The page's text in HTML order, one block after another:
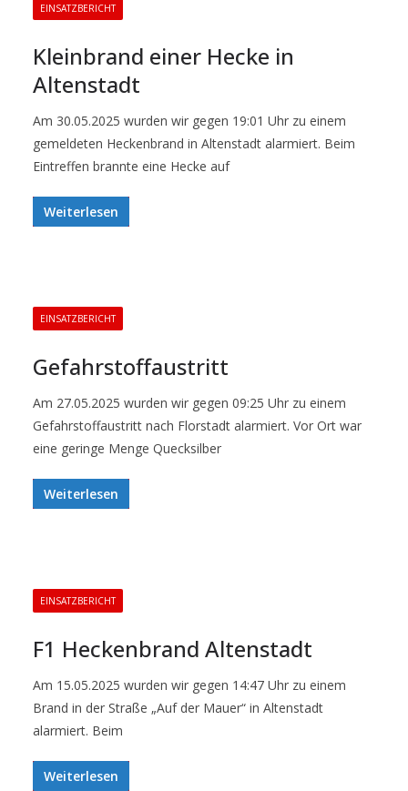
EINSATZBERICHT
Kleinbrand einer Hecke in
Altenstadt
Am 30.05.2025 wurden wir gegen 19:01 Uhr zu einem
gemeldeten Heckenbrand in Altenstadt alarmiert. Beim
Eintreffen brannte eine Hecke auf
Weiterlesen
EINSATZBERICHT
Gefahrstoffaustritt
Am 27.05.2025 wurden wir gegen 09:25 Uhr zu einem
Gefahrstoffaustritt nach Florstadt alarmiert. Vor Ort war
eine geringe Menge Quecksilber
Weiterlesen
EINSATZBERICHT
F1 Heckenbrand Altenstadt
Am 15.05.2025 wurden wir gegen 14:47 Uhr zu einem
Brand in der Straße „Auf der Mauer“ in Altenstadt
alarmiert. Beim
Weiterlesen